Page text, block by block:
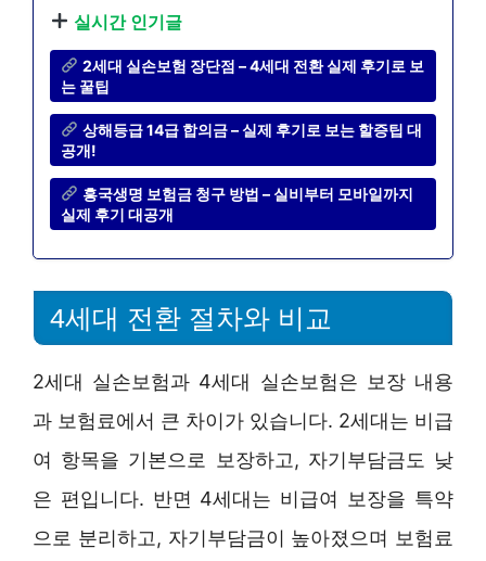
실시간 인기글
2세대 실손보험 장단점 – 4세대 전환 실제 후기로 보
는 꿀팁
상해등급 14급 합의금 – 실제 후기로 보는 할증팁 대
공개!
흥국생명 보험금 청구 방법 – 실비부터 모바일까지
실제 후기 대공개
4세대 전환 절차와 비교
2세대 실손보험과 4세대 실손보험은 보장 내용
과 보험료에서 큰 차이가 있습니다. 2세대는 비급
여 항목을 기본으로 보장하고, 자기부담금도 낮
은 편입니다. 반면 4세대는 비급여 보장을 특약
으로 분리하고, 자기부담금이 높아졌으며 보험료